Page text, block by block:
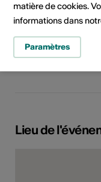
Domaine
Lieu de
matière de cookies.
informations dans
Paramètres